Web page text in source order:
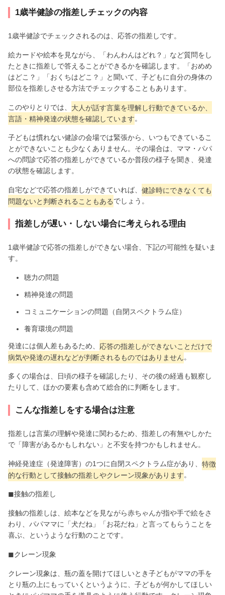
1歳半健診の指差しチェックの内容
1歳半健診でチェックされるのは、応答の指差しです。
絵カードや絵本を見ながら、「わんわんはどれ？」など質問をし
たときに指差しで答えることができるかを確認します。「おめめ
はどこ？」「おくちはどこ？」と聞いて、子どもに自分の身体の
部位を指差しさせる方法でチェックすることもあります。
このやりとりでは、 大人が話す言葉を理解し行動できているか、
言語・精神発達の状態を確認しています。
子どもは慣れない健診の会場では緊張から、いつもできているこ
とができないことも少なくありません。その場合は、ママ・パパ
への問診で応答の指差しができているか普段の様子を聞き、発達
の状態を確認します。
自宅などで応答の指差しができていれば、 健診時にできなくても
問題ないと判断されることもあるでしょう。
指差しが遅い・しない場合に考えられる理由
1歳半健診で応答の指差しができない場合、下記の可能性を疑いま
す。
聴力の問題
精神発達の問題
コミュニケーションの問題（自閉スペクトラム症）
養育環境の問題
発達には個人差もあるため、 応答の指差しができないことだけで
病気や発達の遅れなどが判断されるものではありません。
多くの場合は、日頃の様子を確認したり、その後の経過も観察し
たりして、ほかの要素も含めて総合的に判断をします。
こんな指差しをする場合は注意
指差しは言葉の理解や発達に関わるため、指差しの有無やしかた
で「障害があるかもしれない」と不安を持つかもしれません。
神経発達症（発達障害）の1つに自閉スペクトラム症があり、 特徴
的な行動として接触の指差しやクレーン現象があります。
◼︎接触の指差し
接触の指差しは、絵本などを見ながら赤ちゃんが指や手で絵をさ
わり、パパママに「犬だね」「お花だね」と言ってもらうことを
喜ぶ、というような行動のことです。
◼︎クレーン現象
クレーン現象は、瓶の蓋を開けてほしいとき子どもがママの手を
とり瓶の上にもっていくというように、子どもが何かしてほしい